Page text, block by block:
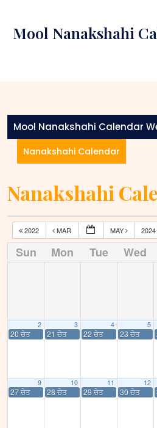
contentMool Nanakshahi
Mool Nanakshahi Calendar
Nanakshahi Calendar
Nanakshahi
2022 MAR MAY 2024
Sun Mon Tue Wed
2
20 ਚੇਤ
3
21 ਚੇਤ
4
22 ਚੇਤ
5
23 ਚੇਤ
9
27 ਚੇਤ
10
28 ਚੇਤ
11
29 ਚੇਤ
12
30 ਚੇਤ